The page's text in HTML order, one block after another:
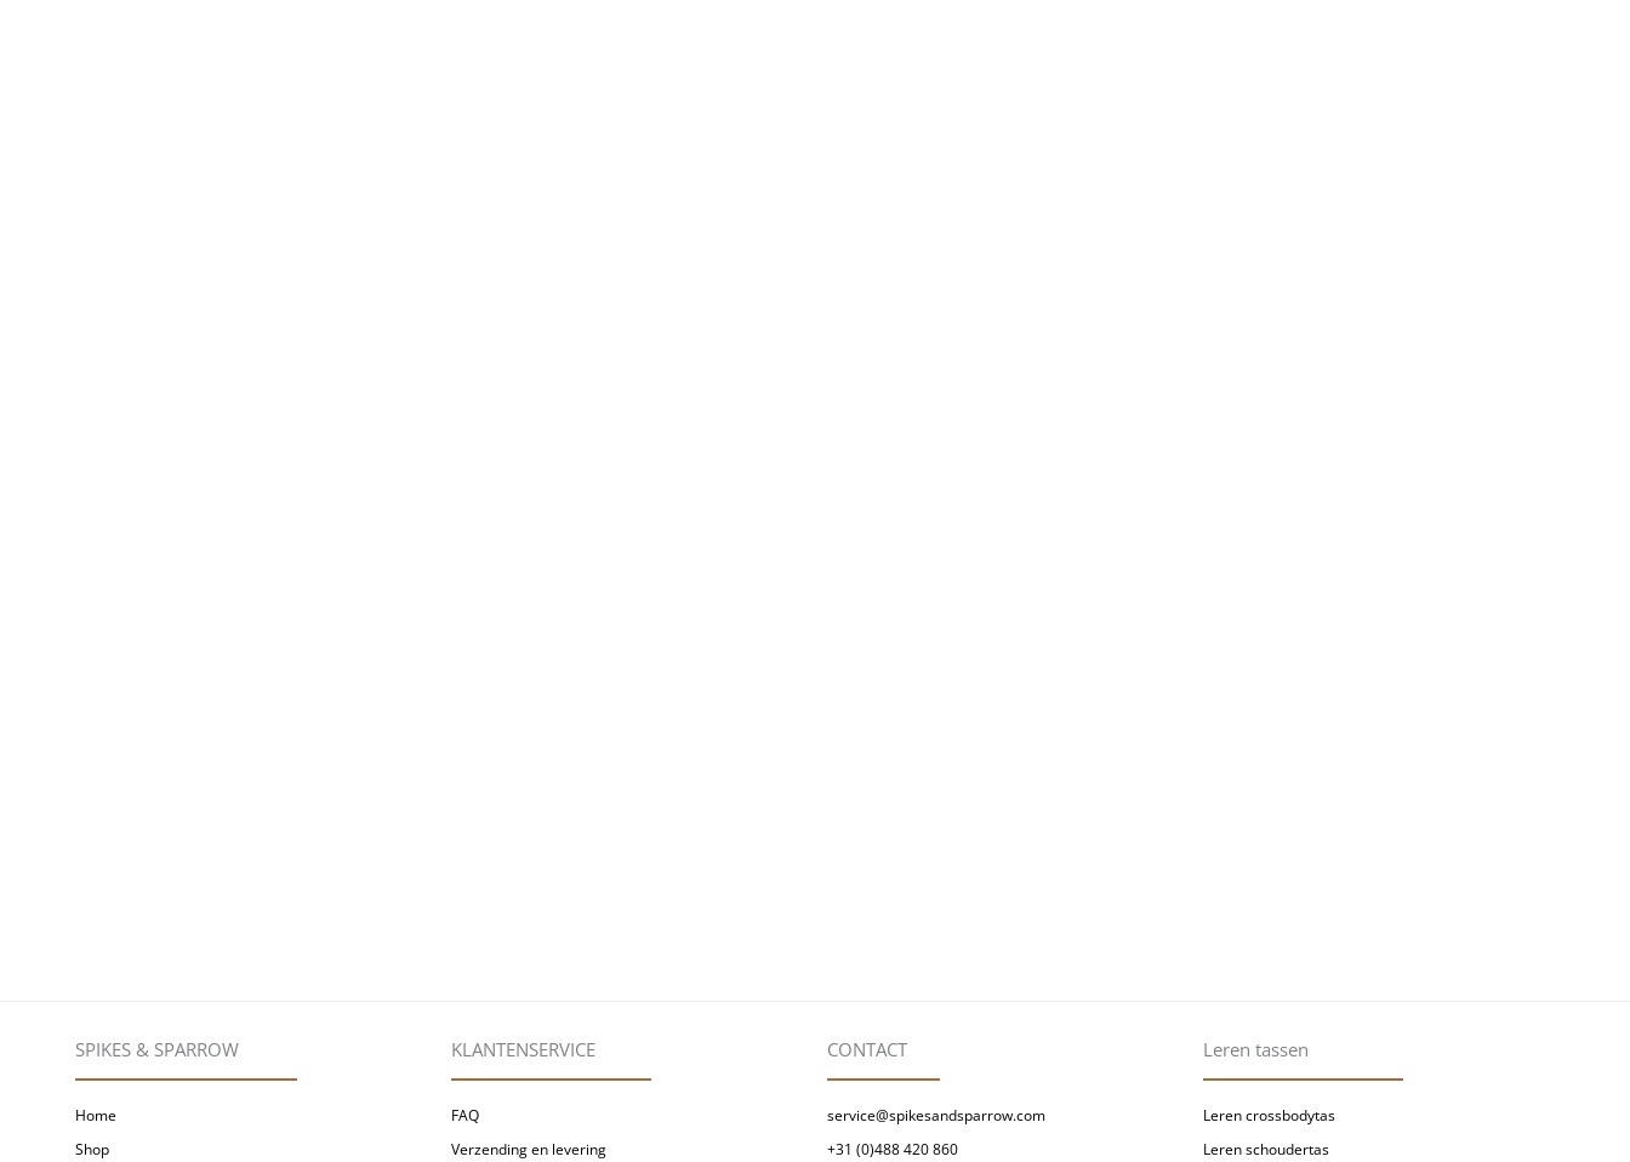
SPIKES & SPARROW
Home
Shop
KLANTENSERVICE
FAQ
Verzending en levering
CONTACT
service@spikesandsparrow.com
+31 (0)488 420 860
Leren tassen
Leren crossbodytas
Leren schoudertas